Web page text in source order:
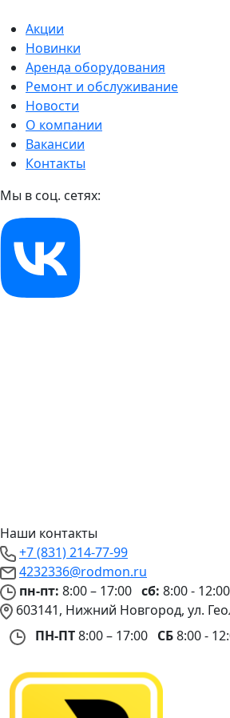
Акции
Новинки
Аренда оборудования
Ремонт и обслуживание
Новости
О компании
Вакансии
Контакты
Мы в соц. сетях:
Наши контакты
+7 (831) 214-77-99
4232336@rodmon.ru
пн-пт: 8:00 – 17:00 сб: 8:00 - 12:00
603141, Нижний Новгород, ул.
ПН-ПТ8:00 – 17:00 СБ8:00 -